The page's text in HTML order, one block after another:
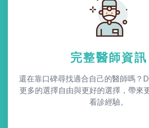
完整醫師資訊
還在靠口碑尋找適合自己的醫師嗎？
更多的選擇自由與更好的選擇，帶來
看診經驗。